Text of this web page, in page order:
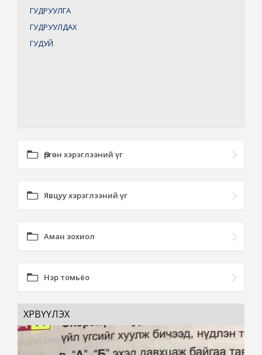
ГУДРУУЛГА
ГУДРУУЛДАХ
ГУДУЙ
Өргөн хэрэглээний үг
Явцуу хэрэглээний үг
Аман зохиол
Нэр томьёо
ХӨРВҮҮЛЭХ